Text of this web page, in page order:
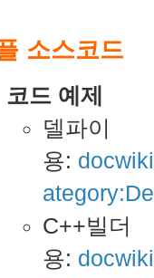
소스코드
코드 예제
델파이
용:
C++빌더
용: